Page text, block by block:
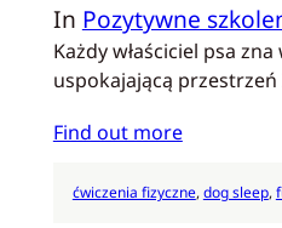
In Pozytywne
Każdy właściciel psa
uspokajającą
Find out more
ćwiczenia fizyczne, dog sleep,